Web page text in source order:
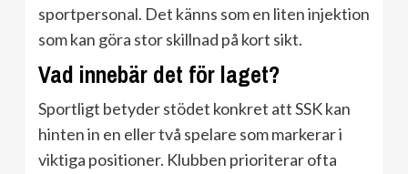
sportpersonal. Det känns som en liten injektion
som kan göra stor skillnad på kort sikt.
Vad innebär det för laget?
Sportligt betyder stödet konkret att SSK kan
hinten in en eller två spelare som markerar i
viktiga positioner. Klubben prioriterar ofta